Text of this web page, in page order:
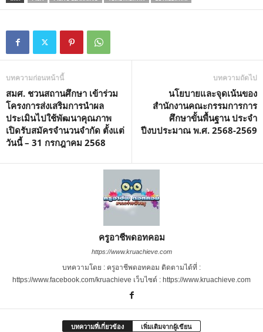
บทความก่อนหน้านี้
สมศ. ชวนสถานศึกษา เข้าร่วม
โครงการส่งเสริมการนำผล
ประเมินไปใช้พัฒนาคุณภาพ
เปิดรับสมัครจำนวนจำกัด ตั้งแต่
วันนี้ – 31 กรกฎาคม 2568
บทความถัดไป
นโยบายและจุดเน้นของ
สำนักงานคณะกรรมการการ
ศึกษาขั้นพื้นฐาน ประจำ
ปีงบประมาณ พ.ศ. 2568-2569
ครูอาชีพดอทคอม
https://www.kruachieve.com
บทความโดย : ครูอาชีพดอทคอม ติดตามได้ที่ :
https://www.facebook.com/kruachieve เว็บไซต์ : https://www.kruachieve.com
บทความที่เกี่ยวข้อง เพิ่มเติมจากผู้เขียน